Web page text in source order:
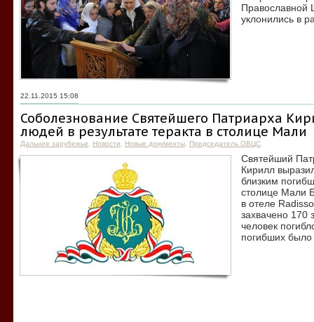
Православной
уклонились в
22.11.2015 15:08
Соболезнование Святейшего Патриарха
людей в результате теракта в столице Мали
Дальнее зарубежье Новости Новые документы Председатель ОВЦС
Святейший
Кирилл
близким
столице Мали
в отеле
захвачено 170
человек
погибших